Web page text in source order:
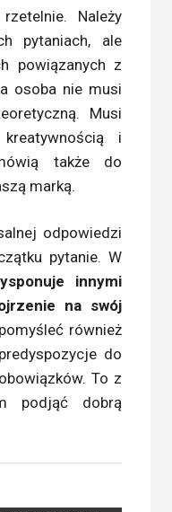
Należy
pytaniach, ale
powiązanych z
osoba nie musi
Musi
i
także do
marką.
odpowiedzi
pytanie. W
innymi
na swój
również
do
To z
podjąć dobrą